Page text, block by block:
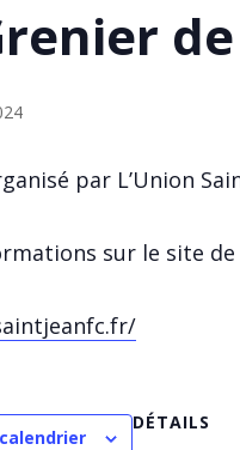
par L’Union
sur le site de
DÉTAILS